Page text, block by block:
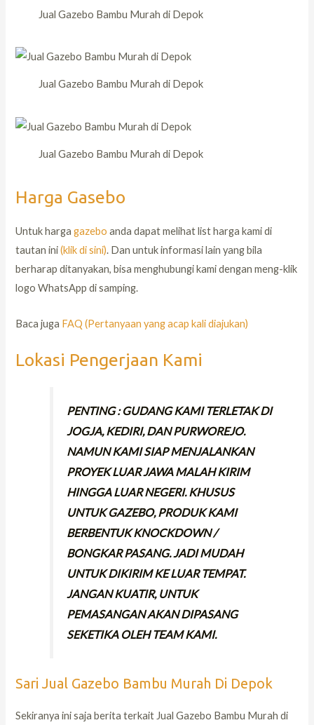
Jual Gazebo Bambu Murah di Depok
Jual Gazebo Bambu Murah di Depok
Jual Gazebo Bambu Murah di Depok
Harga Gasebo
Untuk hargagazebo anda dapat melihat list harga kami di
tautan ini(klik di sini). Dan untuk informasi lain yang bila
berharap ditanyakan, bisa menghubungi kami dengan meng-klik
logo WhatsApp di samping.
Baca juga FAQ (Pertanyaan yang acap kali diajukan)
Lokasi Pengerjaan Kami
PENTING : GUDANG KAMI TERLETAK DI
JOGJA, KEDIRI, DAN PURWOREJO.
NAMUN KAMI SIAP MENJALANKAN
PROYEK LUAR JAWA MALAH KIRIM
HINGGA LUAR NEGERI. KHUSUS
UNTUK GAZEBO, PRODUK KAMI
BERBENTUK KNOCKDOWN /
BONGKAR PASANG. JADI MUDAH
UNTUK DIKIRIM KE LUAR TEMPAT.
JANGAN KUATIR, UNTUK
PEMASANGAN AKAN DIPASANG
SEKETIKA OLEH TEAM KAMI.
Sari Jual Gazebo Bambu Murah Di Depok
Sekiranya ini saja berita terkait Jual Gazebo Bambu Murah di